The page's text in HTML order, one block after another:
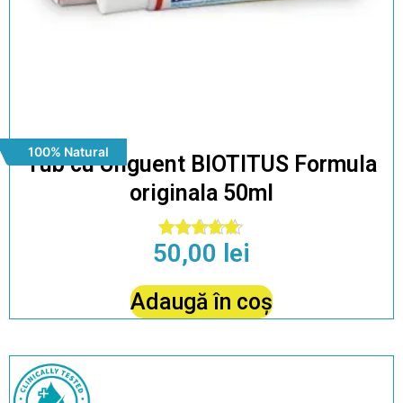
100% Natural
Tub cu Unguent BIOTITUS Formula
originala 50ml
Evaluat la
4.86
50,00 lei
Adaugă în coș